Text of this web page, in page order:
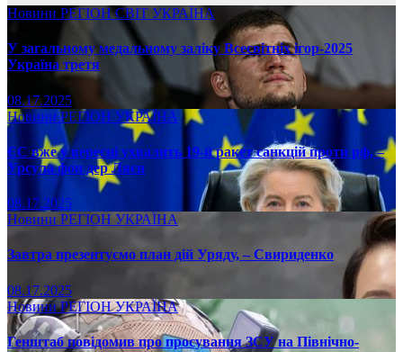
Новини РЕГІОНСВІТ УКРАЇНА
У загальному медальному заліку Всесвітніх ігор-2025
Україна третя
08.17.2025
НовиниРЕГІОН УКРАЇНА
ЄС вже у вересні ухвалить 19-й ракет санкцій проти рф, –
Урсула фон дер Ляєн
08.17.2025
Новини РЕГІОН УКРАЇНА
Завтра презентуємо план дій Уряду, – Свириденко
08.17.2025
НовиниРЕГІОНУКРАЇНА
Генштаб повідомив про просування ЗСУ на Північно-